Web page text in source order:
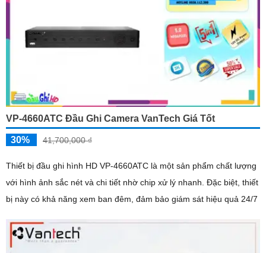
VP-4660ATC Đầu Ghi Camera VanTech Giá Tốt
30% 41,700,000 ₫
Thiết bị đầu ghi hình HD VP-4660ATC là một sản phẩm chất lượng
với hình ảnh sắc nét và chi tiết nhờ chip xử lý nhanh. Đặc biệt, thiết
bị này có khả năng xem ban đêm, đảm bảo giám sát hiệu quả 24/7